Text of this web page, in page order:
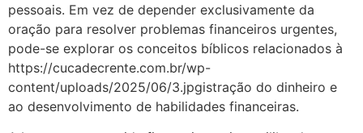
pessoais. Em vez de depender exclusivamente da
oração para resolver problemas financeiros urgentes,
pode-se explorar os conceitos bíblicos relacionados à
https://cucadecrente.com.br/wp-
content/uploads/2025/06/3.jpgistração do dinheiro e
ao desenvolvimento de habilidades financeiras.